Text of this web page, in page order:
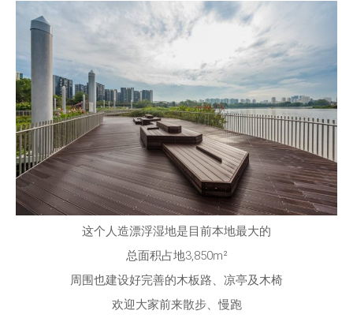
这个人造漂浮湿地是目前本地最大的
总面积占地3,850m²
周围也建设好完善的木板路、凉亭及木椅
欢迎大家前来散步、慢跑